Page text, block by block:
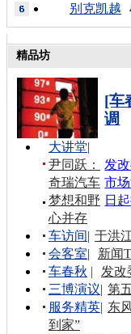
别克凯越
精品坊
[车
调
发
市
日
大讲堂|
尹同跃：
奇瑞汽车
梦想和野
心并存
车访间| 于洪
会客室|
新闻
车春秋 |
发改
三博演议| 第
服务精英| 东
到家”